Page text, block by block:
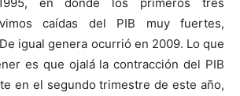
caídas del PIB muy fuertes,
igual genera ocurrió en 2009. Lo que
es que ojalá la contracción del PIB
en el segundo trimestre de este año,